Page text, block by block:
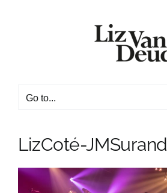
Go to...
LizCoté-JMSurand